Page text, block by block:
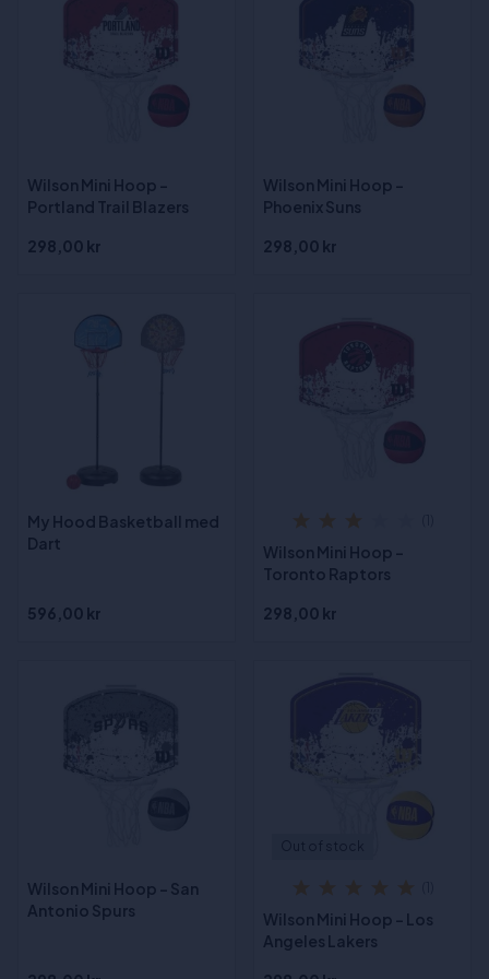
Wilson Mini Hoop -
Portland Trail Blazers
298,00 kr
Wilson Mini Hoop -
Phoenix Suns
298,00 kr
My Hood Basketball med
Dart
596,00 kr
Wilson Mini Hoop -
Toronto Raptors
298,00 kr
Wilson Mini Hoop - San
Antonio Spurs
Wilson Mini Hoop - Los
Angeles Lakers